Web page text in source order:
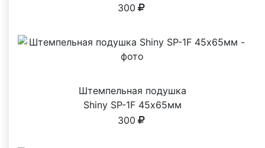
СИНЯЯ 28ml
300
Штемпельная подушка
Shiny SP-1F 45х65мм
300